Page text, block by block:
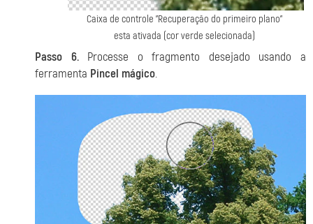
Caixa de controle "Recuperação do primeiro plano"
esta ativada (cor verde selecionada)
Passo 6.Processe o fragmento desejado usando a
ferramenta Pincel mágico.